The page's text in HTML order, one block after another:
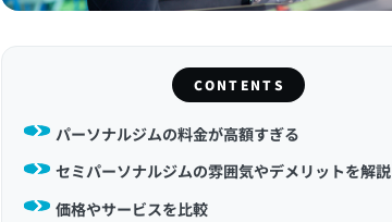
CONTENTS
パーソナルジムの料金が高額すぎる
セミパーソナルジムの雰囲気やデメリットを解説
価格やサービスを比較